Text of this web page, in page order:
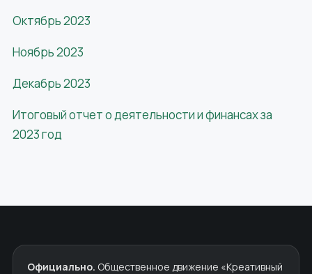
Октябрь 2023
Ноябрь 2023
Декабрь 2023
Итоговый отчет о деятельности и финансах за
2023 год
Официально. Общественное движение «Креативный